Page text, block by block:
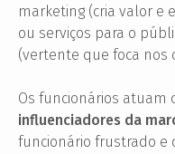
marketing (cria valor e
ou serviços para o
(vertente que foca nos
Os funcionários atuam
influenciadores da
funcionário frustrado e